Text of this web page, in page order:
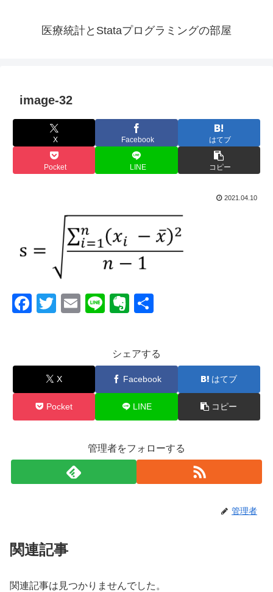
医療統計とStataプログラミングの部屋
image-32
X Facebook はてブ
Pocket LINE コピー
2021.04.10
F
e
o
o
T
er
E
Li
E
n
ot
e
シェアする
X Facebook はてブ
Pocket LINE コピー
管理者をフォローする
管理者
関連記事
関連記事は見つかりませんでした。